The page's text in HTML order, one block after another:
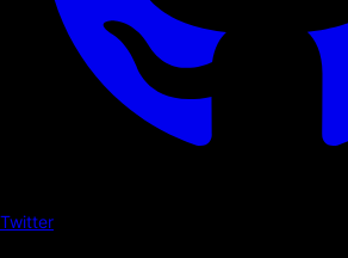
Twitter